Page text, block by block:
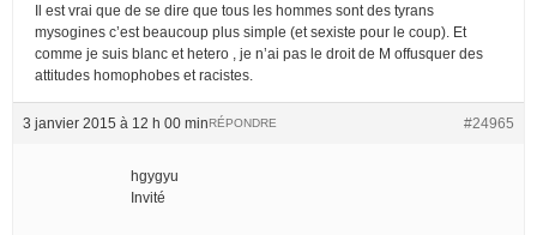
Il est vrai que de se dire que tous les hommes sont des tyrans
mysogines c’est beaucoup plus simple (et sexiste pour le coup). Et
comme je suis blanc et hetero , je n’ai pas le droit de M offusquer des
attitudes homophobes et racistes.
3 janvier 2015 à 12 h 00 min #24965
RÉPONDRE
hgygyu
Invité